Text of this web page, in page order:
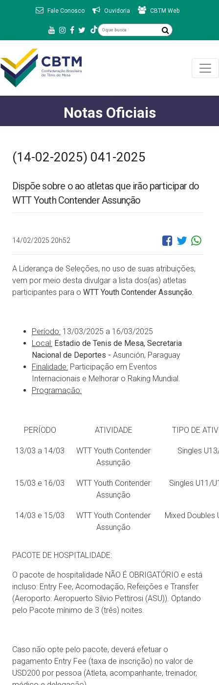
Fale Conosco Ouvidoria CBTM Web
Notas Oficiais
(14-02-2025) 041-2025
Dispõe sobre o ao atletas que irão participar do
WTT Youth Contender Assunção
14/02/2025 20h52
A Liderança de Seleções, no uso de suas atribuições,
vem por meio desta divulgar a lista dos(as) atletas
participantes para o WTT Youth Contender Assunção.
Período: 13/03/2025 a 16/03/2025
Local: Estadio de Tenis de Mesa, Secretaria
Nacional de Deportes - Asunción, Paraguay
Finalidade: Participação em Eventos
Internacionais e Melhorar o Raking Mundial.
Programação:
PERÍODO ATIVIDADE TIPO DE
13/03 a 14/03
WTT Youth Contender
Assunção
Singles
15/03 e 16/03
WTT Youth Contender
Assunção
Singles U11/
14/03 e 15/03
WTT Youth Contender
Assunção
Mixed Doubles
PACOTE DE HOSPITALIDADE:
O pacote de hospitalidade NÃO É OBRIGATÓRIO e está
incluso: Entry Fee, Acomodação, Refeições e Transfer
(Aeroporto: Aeropuerto Silvio Pettirosi (ASU)). Optando
pelo Pacote mínimo de 3 (três) noites.
Caso não opte pelo pacote, deverá efetuar o
pagamento Entry Fee (taxa de inscrição) no valor de
USD200 por pessoa (Atleta, acompanhante, treinador,